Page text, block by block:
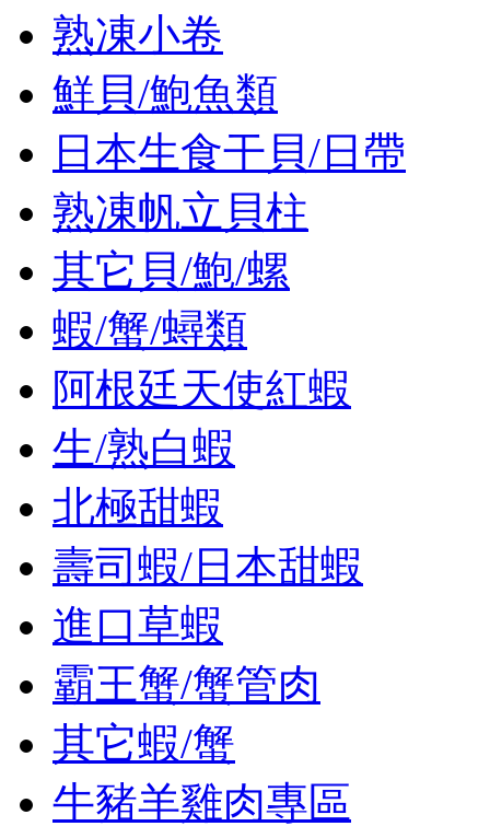
熟凍小卷
鮮貝/鮑魚類
日本生食干貝/日帶
熟凍帆立貝柱
其它貝/鮑/螺
蝦/蟹/蟳類
阿根廷天使紅蝦
生/熟白蝦
北極甜蝦
壽司蝦/日本甜蝦
進口草蝦
霸王蟹/蟹管肉
其它蝦/蟹
牛豬羊雞肉專區